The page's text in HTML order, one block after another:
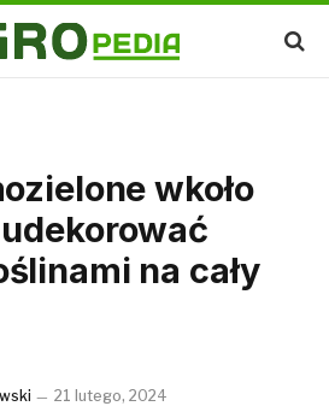
wkoło
na cały
21 lutego, 2024